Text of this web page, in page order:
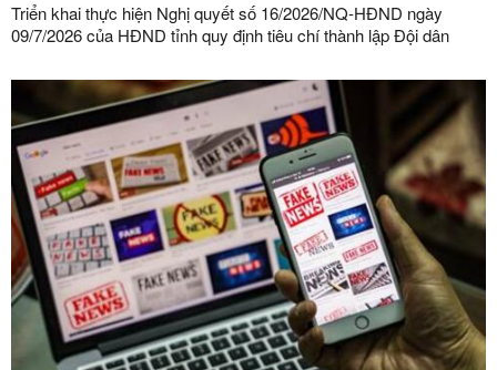
Triển khai thực hiện Nghị quyết số 16/2026/NQ-HĐND ngày
09/7/2026 của HĐND tỉnh quy định tiêu chí thành lập Đội dân
bàn tỉnh